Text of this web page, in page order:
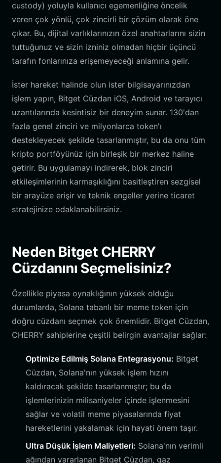
custody) yoluyla kullanıcı egemenliğine öncelik
veren çok yönlü, çok zincirli bir çözüm olarak öne
çıkar. Bu, dijital varlıklarınızın özel anahtarlarını sizin
tuttuğunuz ve sizin izniniz olmadan hiçbir üçüncü
tarafın fonlarınıza erişemeyeceği anlamına gelir.
İster hareket halinde olun ister bilgisayarınızdan
işlem yapın, Bitget Cüzdan iOS, Android ve tarayıcı
uzantılarında kesintisiz bir deneyim sunar. 130'dan
fazla genel zinciri ve milyonlarca token'ı
destekleyecek şekilde tasarlanmıştır, bu da onu tüm
kripto portföyünüz için birleşik bir merkez haline
getirir. Bu uygulamayı indirerek, blok zinciri
etkileşimlerinin karmaşıklığını basitleştiren sezgisel
bir arayüze erişir ve teknik engeller yerine ticaret
stratejinize odaklanabilirsiniz.
Neden Bitget CHERRY
Cüzdanını Seçmelisiniz?
Özellikle piyasa oynaklığının yüksek olduğu
durumlarda, Solana tabanlı bir meme token için
doğru cüzdanı seçmek çok önemlidir. Bitget Cüzdan,
CHERRY sahiplerine çeşitli belirgin avantajlar sağlar:
Optimize Edilmiş Solana Entegrasyonu: Bitget
Cüzdan, Solana'nın yüksek işlem hızını
kaldıracak şekilde tasarlanmıştır; bu da
işlemlerinizin milisaniyeler içinde işlenmesini
sağlar ve volatil meme piyasalarında fiyat
hareketlerini yakalamak için hayati önem taşır.
Ultra Düşük İşlem Maliyetleri: Solana'nın verimli
ağından yararlanan Bitget Cüzdan, gaz